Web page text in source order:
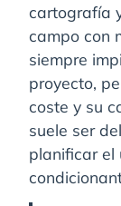
cartografía
campo con
siempre
proyecto,
coste y su
suele ser
planificar el